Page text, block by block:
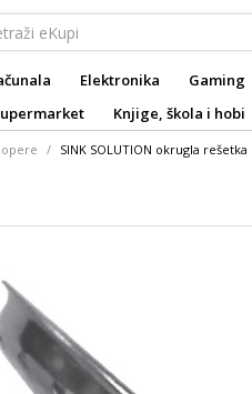
Elektronika Gaming
Knjige, škola i hobi
SINK SOLUTION okrugla